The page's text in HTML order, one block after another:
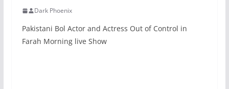
Dark Phoenix
Pakistani Bol Actor and Actress Out of Control in
Farah Morning live Show